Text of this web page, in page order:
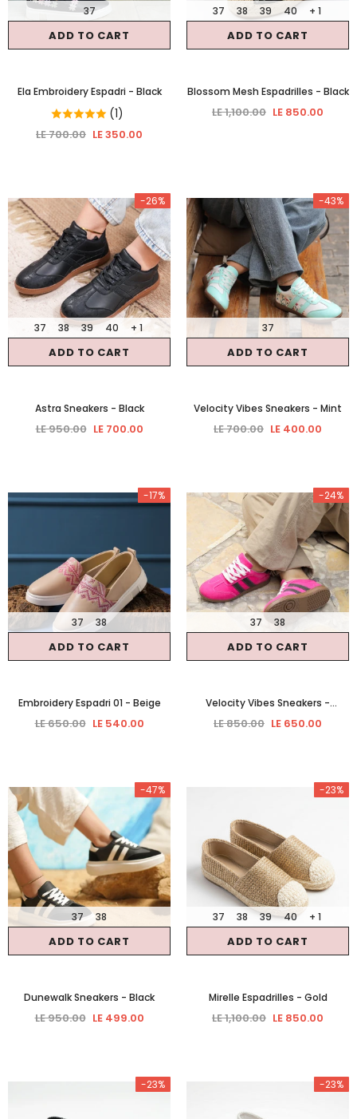
ADD TO CART
37
Ela Embroidery Espadri - Black
(1)
LE 700.00 LE 350.00
ADD TO CART
37 38 39 40 + 1
Blossom Mesh Espadrilles - Black
LE 1,100.00 LE 850.00
-26%
ADD TO CART
37 38 39 40 + 1
Astra Sneakers - Black
LE 950.00 LE 700.00
-43%
ADD TO CART
37
Velocity Vibes Sneakers - Mint
LE 700.00 LE 400.00
-17%
ADD TO CART
37 38
Embroidery Espadri 01 - Beige
LE 650.00 LE 540.00
-24%
ADD TO CART
37 38
Velocity Vibes Sneakers -
Fuchsia
LE 850.00 LE 650.00
-47%
ADD TO CART
37 38
Dunewalk Sneakers - Black
LE 950.00 LE 499.00
-23%
ADD TO CART
37 38 39 40 + 1
Mirelle Espadrilles - Gold
LE 1,100.00 LE 850.00
-23% -23%